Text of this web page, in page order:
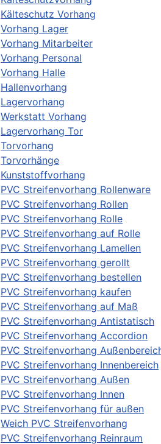
Kälteschutz Vorhang
Vorhang Lager
Vorhang Mitarbeiter
Vorhang Personal
Vorhang Halle
Hallenvorhang
Lagervorhang
Werkstatt Vorhang
Lagervorhang Tor
Torvorhang
Torvorhänge
Kunststoffvorhang
PVC Streifenvorhang Rollenware
PVC Streifenvorhang Rollen
PVC Streifenvorhang Rolle
PVC Streifenvorhang auf Rolle
PVC Streifenvorhang Lamellen
PVC Streifenvorhang gerollt
PVC Streifenvorhang bestellen
PVC Streifenvorhang kaufen
PVC Streifenvorhang auf Maß
PVC Streifenvorhang Antistatisch
PVC Streifenvorhang Accordion
PVC Streifenvorhang
PVC Streifenvorhang Innenbereich
PVC Streifenvorhang Außen
PVC Streifenvorhang Innen
PVC Streifenvorhang für außen
Weich PVC Streifenvorhang
PVC Streifenvorhang Reinraum